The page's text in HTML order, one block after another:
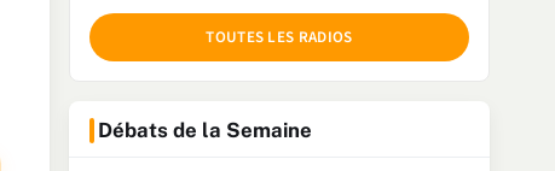
TOUTES LES RADIOS
Débats de la Semaine